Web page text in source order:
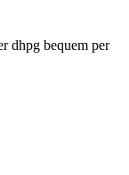
dhpg bequem per